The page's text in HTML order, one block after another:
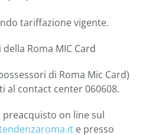
tariffazione vigente.
Roma MIC Card
di Roma Mic Card)
al contact center 060608.
on line sul
e presso